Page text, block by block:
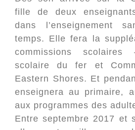
fille de deux
dans l’enseignement
temps. Elle fera la
commissions scolaires
scolaire du fer et
Eastern Shores. Et
enseignera au primaire,
aux programmes des
Entre septembre 2017 et